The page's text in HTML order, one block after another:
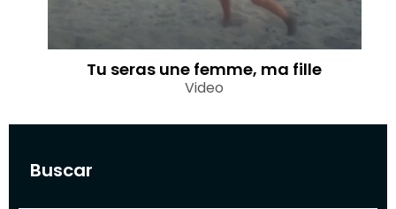
Buscar
Tu seras une femme, ma fille
Video